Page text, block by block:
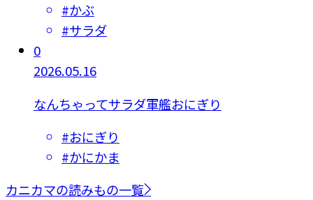
#かぶ
#サラダ
0
2026.05.16
なんちゃってサラダ軍艦おにぎり
#おにぎり
#かにかま
カニカマの読みもの一覧